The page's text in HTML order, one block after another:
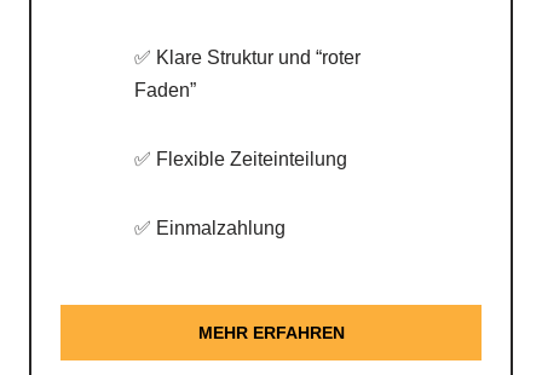
✅ Klare Struktur und “roter
Faden”
✅ Flexible Zeiteinteilung
✅ Einmalzahlung
MEHR ERFAHREN